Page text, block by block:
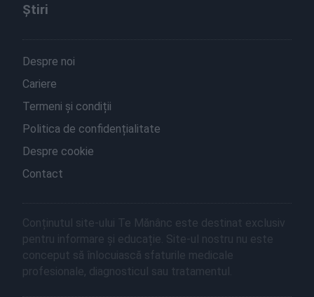
Știri
Despre noi
Cariere
Termeni și condiții
Politica de confidențialitate
Despre cookie
Contact
Conținutul site-ului Te Mănânc este destinat exclusiv
pentru informare și educație. Site-ul nostru nu este
conceput să înlocuiască sfaturile medicale
profesionale, diagnosticul sau tratamentul.